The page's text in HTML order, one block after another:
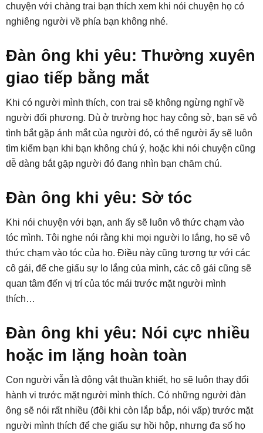
chuyện với chàng trai bạn thích xem khi nói chuyện họ có
nghiêng người về phía bạn không nhé.
Đàn ông khi yêu: Thường xuyên
giao tiếp bằng mắt
Khi có người mình thích, con trai sẽ không ngừng nghĩ về
người đối phương. Dù ở trường học hay công sở, bạn sẽ vô
tình bắt gặp ánh mắt của người đó, có thể người ấy sẽ luôn
tìm kiếm bạn khi bạn không chú ý, hoặc khi nói chuyện cũng
dễ dàng bắt gặp người đó đang nhìn bạn chăm chú.
Đàn ông khi yêu: Sờ tóc
Khi nói chuyện với bạn, anh ấy sẽ luôn vô thức chạm vào
tóc mình. Tôi nghe nói rằng khi mọi người lo lắng, họ sẽ vô
thức chạm vào tóc của họ. Điều này cũng tương tự với các
cô gái, để che giấu sự lo lắng của mình, các cô gái cũng sẽ
quan tâm đến vị trí của tóc mái trước mặt người mình
thích…
Đàn ông khi yêu: Nói cực nhiều
hoặc im lặng hoàn toàn
Con người vẫn là động vật thuần khiết, họ sẽ luôn thay đổi
hành vi trước mặt người mình thích. Có những người đàn
ông sẽ nói rất nhiều (đôi khi còn lắp bắp, nói vấp) trước mặt
người mình thích để che giấu sự hồi hộp, nhưng đa số họ